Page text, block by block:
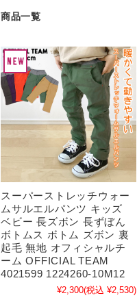
商品一覧
スーパーストレッチウォー
ムサルエルパンツ キッズ
ベビー 長ズボン 長ずぼん
ボトムス ボトム ズボン 裏
起毛 無地 オフィシャルチ
ーム OFFICIAL TEAM
4021599 1224260-10M12
¥2,300(税込 ¥2,530)